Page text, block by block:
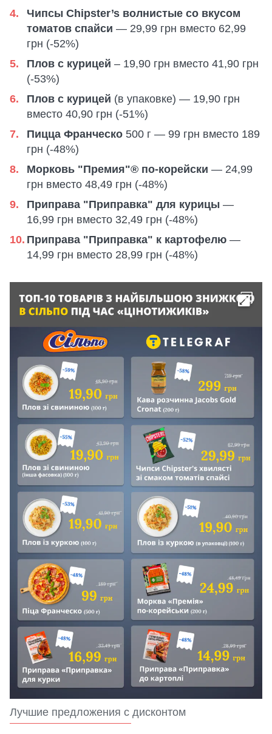
Чипсы Chipster’s волнистые со вкусом
томатов спайси — 29,99 грн вместо 62,99
грн (-52%)
Плов с курицей – 19,90 грн вместо 41,90 грн
(-53%)
Плов с курицей (в упаковке) — 19,90 грн
вместо 40,90 грн (-51%)
Пицца Франческо 500 г — 99 грн вместо 189
грн (-48%)
Морковь "Премия"® по-корейски — 24,99
грн вместо 48,49 грн (-48%)
Приправа "Приправка" для курицы —
16,99 грн вместо 32,49 грн (-48%)
Приправа "Приправка" к картофелю —
14,99 грн вместо 28,99 грн (-48%)
Лучшие предложения с дисконтом